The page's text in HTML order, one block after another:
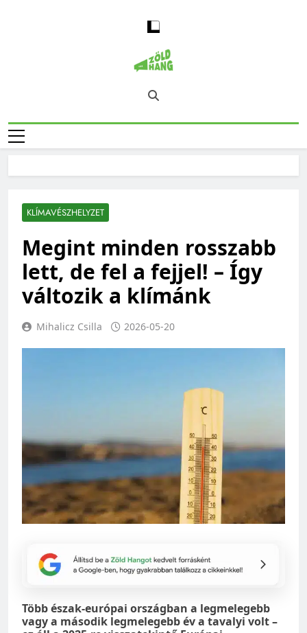
Magyarország
Zöld Hangja
Zöld Hang – Természet, Klímaváltozás,
Fenntarthatóság, Jövő
KLÍMAVÉSZHELYZET
Megint minden rosszabb
lett, de fel a fejjel! – Így
változik a klímánk
Mihalicz Csilla 2026-05-20
Több észak-európai országban a legmelegebb
vagy a második legmelegebb év a tavalyi volt –